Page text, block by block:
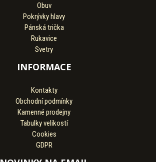
Obuv
Pokrývky hlavy
Pánská trička
Rukavice
Svetry
INFORMACE
Kontakty
Obchodní podmínky
Kamenné prodejny
Tabulky velikostí
Cookies
GDPR